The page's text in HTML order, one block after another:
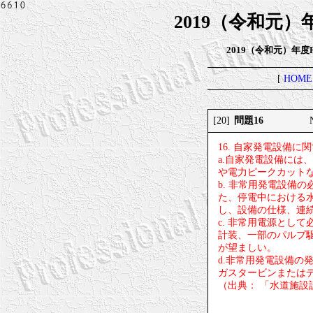
2019（令和元）
2019（令和元）年
[HOME
[20] 問題16
16. 自家発電設備に
a.自家発電設備には
や電力ピークカット
b. 非常用発電設備の
た、停電中における
し、設備の仕様、連
c. 非常用電源として
計装、一部のパルプ
が望ましい。
d.非常用発電設備の
ガスタービンまたは
（出典： 「水道施